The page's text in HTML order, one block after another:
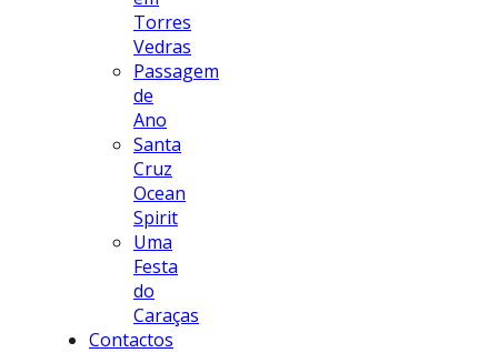
Torres
Vedras
Passagem
de
Ano
Santa
Cruz
Ocean
Spirit
Uma
Festa
do
Caraças
Contactos